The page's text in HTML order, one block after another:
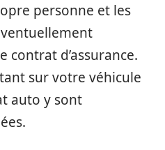
personne et les
contrat d’assurance.
sur votre véhicule
auto y sont